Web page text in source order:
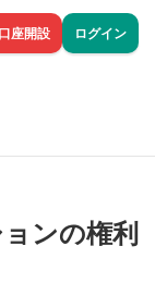
口座開設 ログイン
ンの権利